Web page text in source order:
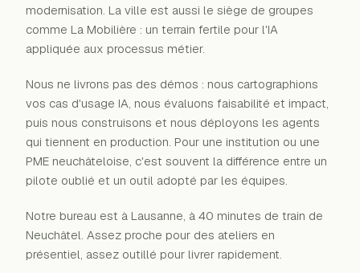
modernisation. La ville est aussi le siège de groupes
comme La Mobilière : un terrain fertile pour l'IA
appliquée aux processus métier.
Nous ne livrons pas des démos : nous cartographions
vos cas d'usage IA, nous évaluons faisabilité et impact,
puis nous construisons et nous déployons les agents
qui tiennent en production. Pour une institution ou une
PME neuchâteloise, c'est souvent la différence entre un
pilote oublié et un outil adopté par les équipes.
Notre bureau est à Lausanne, à 40 minutes de train de
Neuchâtel. Assez proche pour des ateliers en
présentiel, assez outillé pour livrer rapidement.